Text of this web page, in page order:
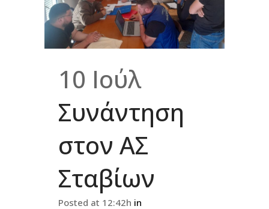
10 Ιούλ
Συνάντηση
στον ΑΣ
Σταβίων
Posted at 12:42h in